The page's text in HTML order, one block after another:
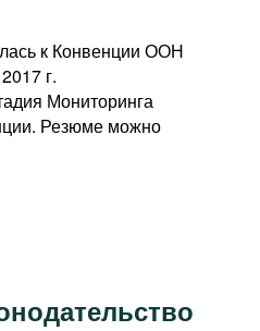
к Конвенции ООН
г.
Мониторинга
Резюме можно